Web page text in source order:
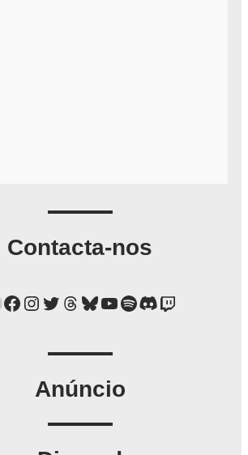
Contacta-nos
Facebook Instagram Twitter Threads Bluesky YouTube Spotify Discord Twitch
Anúncio